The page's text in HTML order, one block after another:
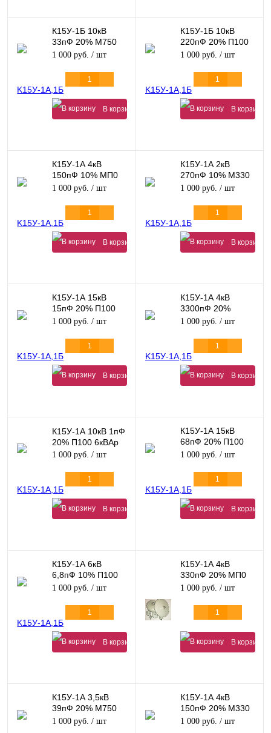
К15У-1Б 10кВ
33пФ 20% М750
8кВАр
1 000 руб. / шт
В корзину
К15У-1Б 10кВ
220пФ 20% П100
225кВАр
1 000 руб. / шт
В корзину
К15У-1А 4кВ
150пФ 10% МП0
12кВАр
1 000 руб. / шт
В корзину
К15У-1А 2кВ
270пФ 10% М330
10кВАр
1 000 руб. / шт
В корзину
К15У-1А 15кВ
15пФ 20% П100
35кВАр
1 000 руб. / шт
В корзину
К15У-1А 4кВ
3300пФ 20%
М1500 60кВАр
1 000 руб. / шт
В корзину
К15У-1А 10кВ 1пФ
20% П100 6кВАр
1 000 руб. / шт
В корзину
К15У-1А 15кВ
68пФ 20% П100
125кВАр
1 000 руб. / шт
В корзину
К15У-1А 6кВ
6,8пФ 10% П100
8кВАр
1 000 руб. / шт
В корзину
К15У-1А 4кВ
330пФ 20% МП0
35кВАр
1 000 руб. / шт
В корзину
К15У-1А 3,5кВ
39пФ 20% М750
4кВАр
1 000 руб. / шт
К15У-1А 4кВ
150пФ 20% М330
12кВАр
1 000 руб. / шт